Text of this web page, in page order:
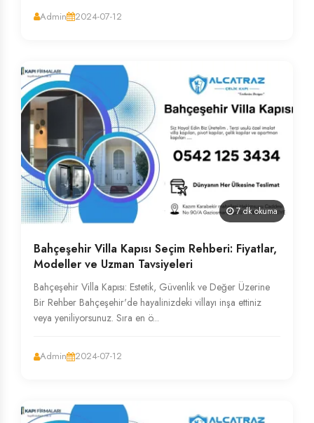
Admin 2024-07-12
7 dk okuma
Bahçeşehir Villa Kapısı Seçim Rehberi: Fiyatlar,
Modeller ve Uzman Tavsiyeleri
Bahçeşehir Villa Kapısı: Estetik, Güvenlik ve Değer Üzerine
Bir Rehber Bahçeşehir'de hayalinizdeki villayı inşa ettiniz
veya yeniliyorsunuz. Sıra en ö...
Admin 2024-07-12